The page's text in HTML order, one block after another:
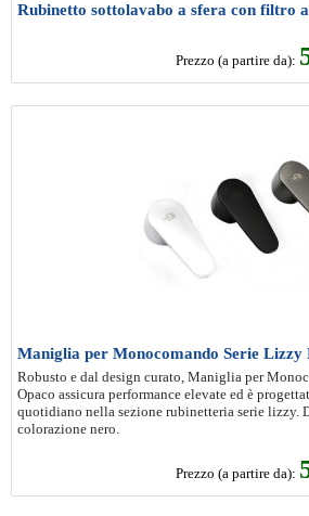
Rubinetto sottolavabo a sfera con filtro
Prezzo (a partire da):
Maniglia per Monocomando Serie Lizzy
Robusto e dal design curato, Maniglia per
Opaco assicura performance elevate ed è
quotidiano nella sezione rubinetteria serie lizzy.
colorazione nero.
Prezzo (a partire da):